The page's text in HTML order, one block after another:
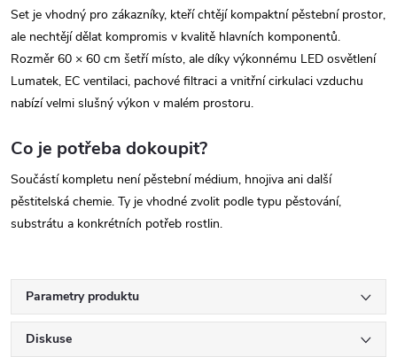
Set je vhodný pro zákazníky, kteří chtějí kompaktní pěstební prostor,
ale nechtějí dělat kompromis v kvalitě hlavních komponentů.
Rozměr 60 × 60 cm šetří místo, ale díky výkonnému LED osvětlení
Lumatek, EC ventilaci, pachové filtraci a vnitřní cirkulaci vzduchu
nabízí velmi slušný výkon v malém prostoru.
Co je potřeba dokoupit?
Součástí kompletu není pěstební médium, hnojiva ani další
pěstitelská chemie. Ty je vhodné zvolit podle typu pěstování,
substrátu a konkrétních potřeb rostlin.
Parametry produktu
Diskuse